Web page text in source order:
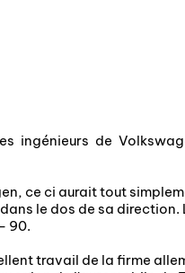
ingénieurs de
ce ci aurait tout
le dos de sa direction.
90.
travail de la firme